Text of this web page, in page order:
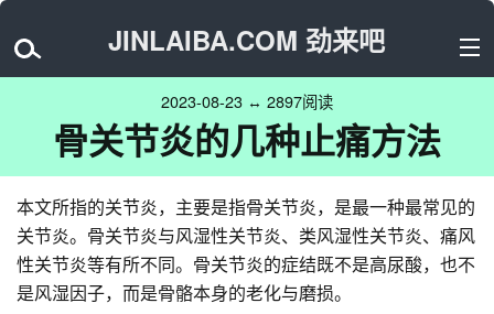
JINLAIBA.COM 劲来吧
2023-08-23 ↔ 2897阅读
骨关节炎的几种止痛方法
本文所指的关节炎，主要是指骨关节炎，是最一种最常见的
关节炎。骨关节炎与风湿性关节炎、类风湿性关节炎、痛风
性关节炎等有所不同。骨关节炎的症结既不是高尿酸，也不
是风湿因子，而是骨骼本身的老化与磨损。